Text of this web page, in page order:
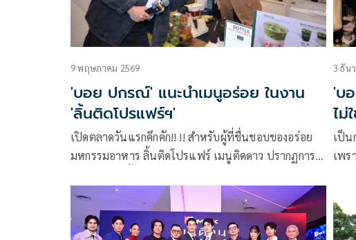
9 พฤษภาคม 2569
'บอย ปกรณ์' แนะนำเมนูอร่อย ในงาน
'ลิ้นติดโปรแฟร์ฯ'
เปิดตลาดวันแรกคึกคัก!! !! สำหรับผู้ที่ชื่นชอบของอร่อย
มหกรรมอาหาร ลิ้นติดโปรแฟร์ เมนูติดดาว ปรากฏการณ์
ท็อป ดารณีนุช จัดหนัก จัดเต็ม ขนร้านเด็ด ร้านดัง การัน
ตีทุกเมนูคัดสรร กว่า 1,000 เมนู ที่เดียวครบ จบทุกความ
อร่อย 13 วันเต็ม ตั้งแต่วันนี้ ถึง 17 พฤษภาคม 2569 ณ
3 ธัน
'บ
ไม่
เป็น
เพร
ข้อ
ใคร
เคลี